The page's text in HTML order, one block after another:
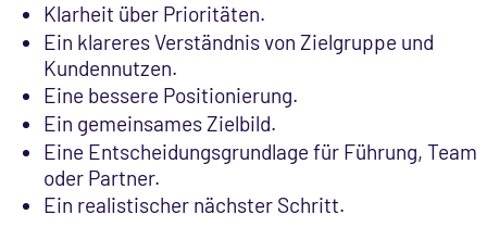
Klarheit über Prioritäten.
Ein klareres Verständnis von Zielgruppe und
Kundennutzen.
Eine bessere Positionierung.
Ein gemeinsames Zielbild.
Eine Entscheidungsgrundlage für Führung, Team
oder Partner.
Ein realistischer nächster Schritt.